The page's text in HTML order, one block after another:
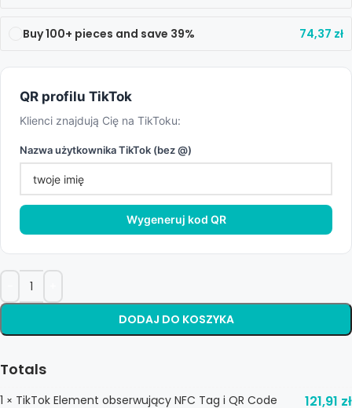
Buy 100+ pieces and save 39% 74,37 zł
QR profilu TikTok
Klienci znajdują Cię na TikToku:
Nazwa użytkownika TikTok (bez @)
Wygeneruj kod QR
DODAJ DO KOSZYKA
Totals
1 × TikTok Element obserwujący NFC Tag i QR Code
121,91 zł